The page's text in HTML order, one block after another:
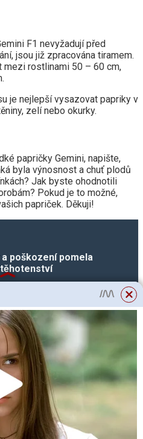
F1 nevyžadují před
jsou již zpracována tiramem.
mezi rostlinami 50 – 60 cm,
je nejlepší vysazovat papriky v
zelí nebo okurky.
papričky Gemini, napište,
byla výnosnost a chuť plodů
Jak byste ohodnotili
Pokud je to možné,
papriček. Děkuji!
a poškození pomela
a doplňky k popisu
objektivně zhodnotit tento
zasadit nebo ne.